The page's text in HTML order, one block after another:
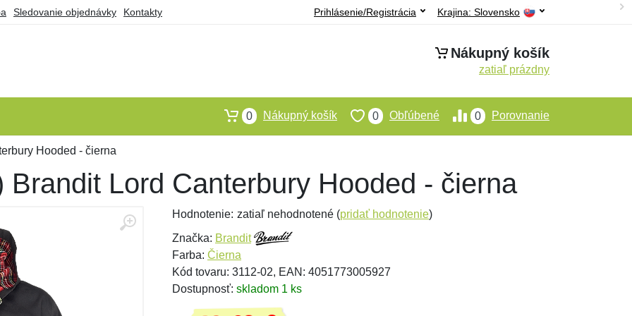
Sledovanie objednávky Kontakty Krajina: Slovensko
Prihlásenie/Registrácia
Nákupný košík
zatiaľ prázdny
0 Porovnanie
0 Obľúbené
0 Nákupný košík
Hooded - čierna
Brandit Lord Canterbury Hooded - čierna
Hodnotenie: zatiaľ nehodnotené (pridať hodnotenie)
Značka: Brandit
Farba: Čierna
Kód tovaru: 3112-02, EAN: 4051773005927
Dostupnosť: skladom 1 ks